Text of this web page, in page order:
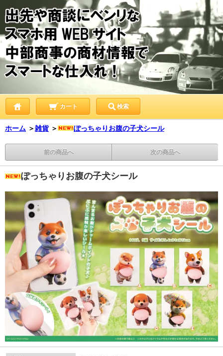
カート 検索
ホーム ＞雑貨 ＞ ぽっちゃりお腹の子犬シール
前の商品へ 次の商品へ
ぽっちゃりお腹の子犬シール